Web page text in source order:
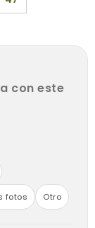
con este
fotos Otro